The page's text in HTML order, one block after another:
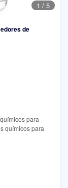
1 / 5
de
para
químicos para